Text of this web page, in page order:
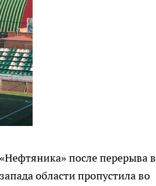
после перерыва в
области пропустила во